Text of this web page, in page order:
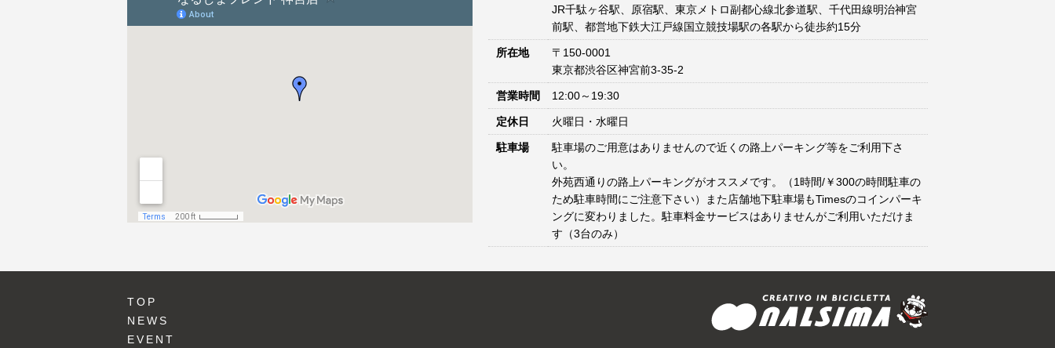
JR千駄ヶ谷駅、原宿駅、東京メトロ副都心線北参道駅、千代田線明治神宮
前駅、都営地下鉄大江戸線国立競技場駅の各駅から徒歩約15分
所在地
〒150-0001
東京都渋谷区神宮前3-35-2
営業時間 12:00～19:30
定休日 火曜日・水曜日
駐車場
駐車場のご用意はありませんので近くの路上パーキング等をご利用下さ
い。
外苑西通りの路上パーキングがオススメです。（1時間/￥300の時間駐車の
ため駐車時間にご注意下さい）また店舗地下駐車場もTimesのコインパーキ
ングに変わりました。駐車料金サービスはありませんがご利用いただけま
す（3台のみ）
TOP
NEWS
EVENT